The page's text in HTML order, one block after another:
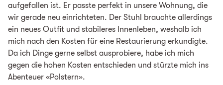
aufgefallen ist. Er passte perfekt in unsere Wohnung, die
wir gerade neu einrichteten. Der Stuhl brauchte allerdings
ein neues Outfit und stabileres Innenleben, weshalb ich
mich nach den Kosten für eine Restaurierung erkundigte.
Da ich Dinge gerne selbst ausprobiere, habe ich mich
gegen die hohen Kosten entschieden und stürzte mich ins
Abenteuer «Polstern».